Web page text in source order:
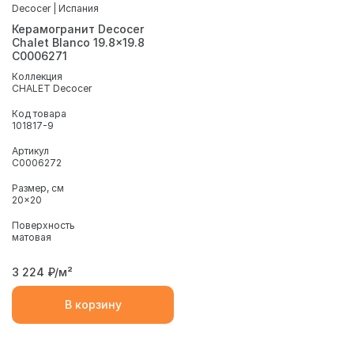
Decocer | Испания
Керамогранит Decocer
Chalet Blanco 19.8x19.8
С0006271
Коллекция
CHALET Decocer
Код товара
101817-9
Артикул
С0006272
Размер, см
20x20
Поверхность
матовая
3 224 ₽/м²
В корзину